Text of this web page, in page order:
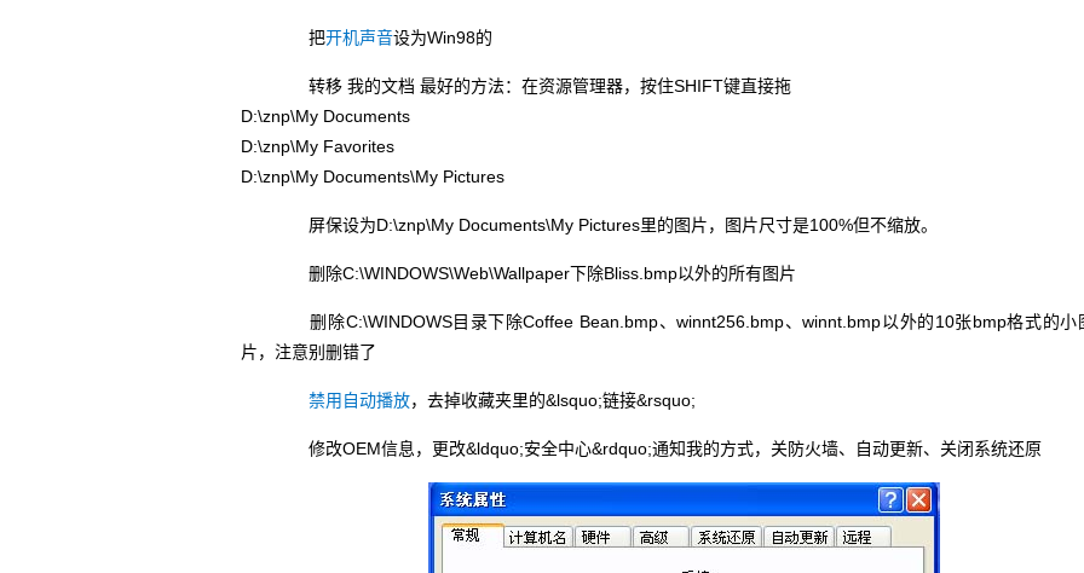
把开机声音设为Win98的
转移 我的文档 最好的方法：在资源管理器，按住SHIFT键直接拖
D:\znp\My Documents
D:\znp\My Favorites
D:\znp\My Documents\My Pictures
屏保设为D:\znp\My Documents\My Pictures里的图片，图片尺寸是100%但不缩放。
删除C:\WINDOWS\Web\Wallpaper下除Bliss.bmp以外的所有图片
删除C:\WINDOWS目录下除Coffee Bean.bmp、winnt256.bmp、winnt.bmp以外的10张bmp格式的小
片，注意别删错了
禁用自动播放，去掉收藏夹里的&lsquo;链接&rsquo;
修改OEM信息，更改&ldquo;安全中心&rdquo;通知我的方式，关防火墙、自动更新、关闭系统还原